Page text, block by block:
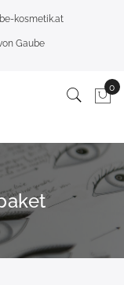
kosmetik.at
Gaube